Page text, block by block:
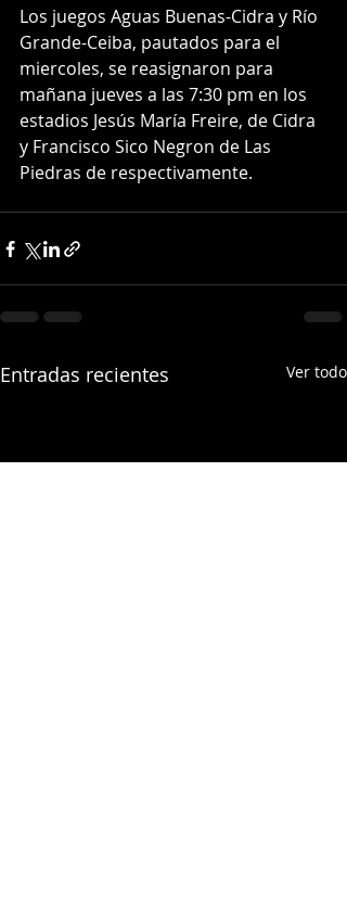
Los juegos Aguas Buenas-Cidra y Río
Grande-Ceiba, pautados para el
miercoles, se reasignaron para
mañana jueves a las 7:30 pm en los
estadios Jesús María Freire, de Cidra
y Francisco Sico Negron de Las
Piedras de respectivamente.
Entradas recientes Ver todo